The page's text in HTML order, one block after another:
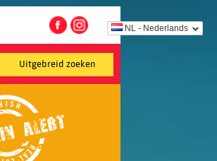
NL - Nederlands
Uitgebreid zoeken